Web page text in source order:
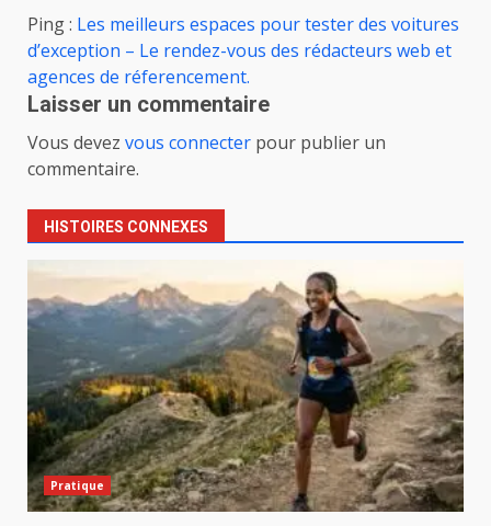
Ping : Les meilleurs espaces pour tester des voitures
d’exception – Le rendez-vous des rédacteurs web et
agences de réferencement.
Laisser un commentaire
Vous devez vous connecter pour publier un
commentaire.
HISTOIRES CONNEXES
Pratique